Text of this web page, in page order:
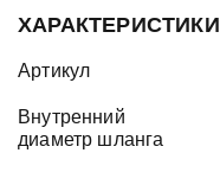
ХАРАКТЕРИСТИКИ
Артикул
Внутренний
диаметр шланга